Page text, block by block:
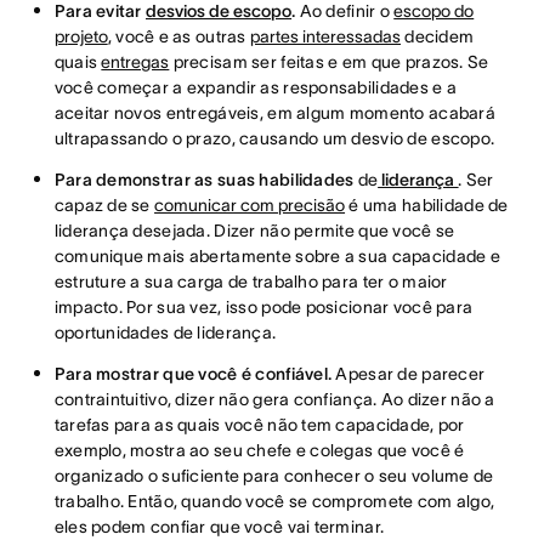
Para evitardesvios de escopo. Ao definir oescopo do
projeto, você e as outras partes interessadasdecidem
quaisentregas precisam ser feitas e em que prazos. Se
você começar a expandir as responsabilidades e a
aceitar novos entregáveis, em algum momento acabará
ultrapassando o prazo, causando um desvio de escopo.
Para demonstrar as suashabilidades deliderança. Ser
capaz de secomunicar com precisãoé uma habilidade de
liderança desejada. Dizer não permite que você se
comunique mais abertamente sobre a sua capacidade e
estruture a sua carga de trabalho para ter o maior
impacto. Por sua vez, isso pode posicionar você para
oportunidades de liderança.
Para mostrar que você é confiável.Apesar de parecer
contraintuitivo, dizer não gera confiança. Ao dizer não a
tarefas para as quais você não tem capacidade, por
exemplo, mostra ao seu chefe e colegas que você é
organizado o suficiente para conhecer o seu volume de
trabalho. Então, quando você se compromete com algo,
eles podem confiar que você vai terminar.